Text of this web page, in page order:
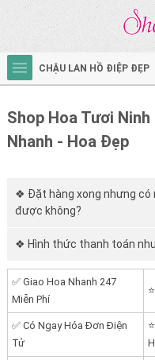
CHẬU LAN HỒ ĐIỆP ĐẸP
Shop Hoa Tươi
Nhanh - Hoa Đẹp
❖ Đặt hàng xong nhưng có
được không?
❖ Hình thức thanh toán
✅ Giao Hoa Nhanh 247
Miễn Phí
✅ Có Ngay Hóa Đơn Điện
Tử